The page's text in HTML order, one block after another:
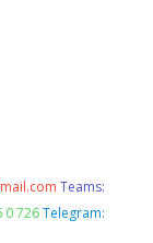
Teams:
0 726 Telegram: